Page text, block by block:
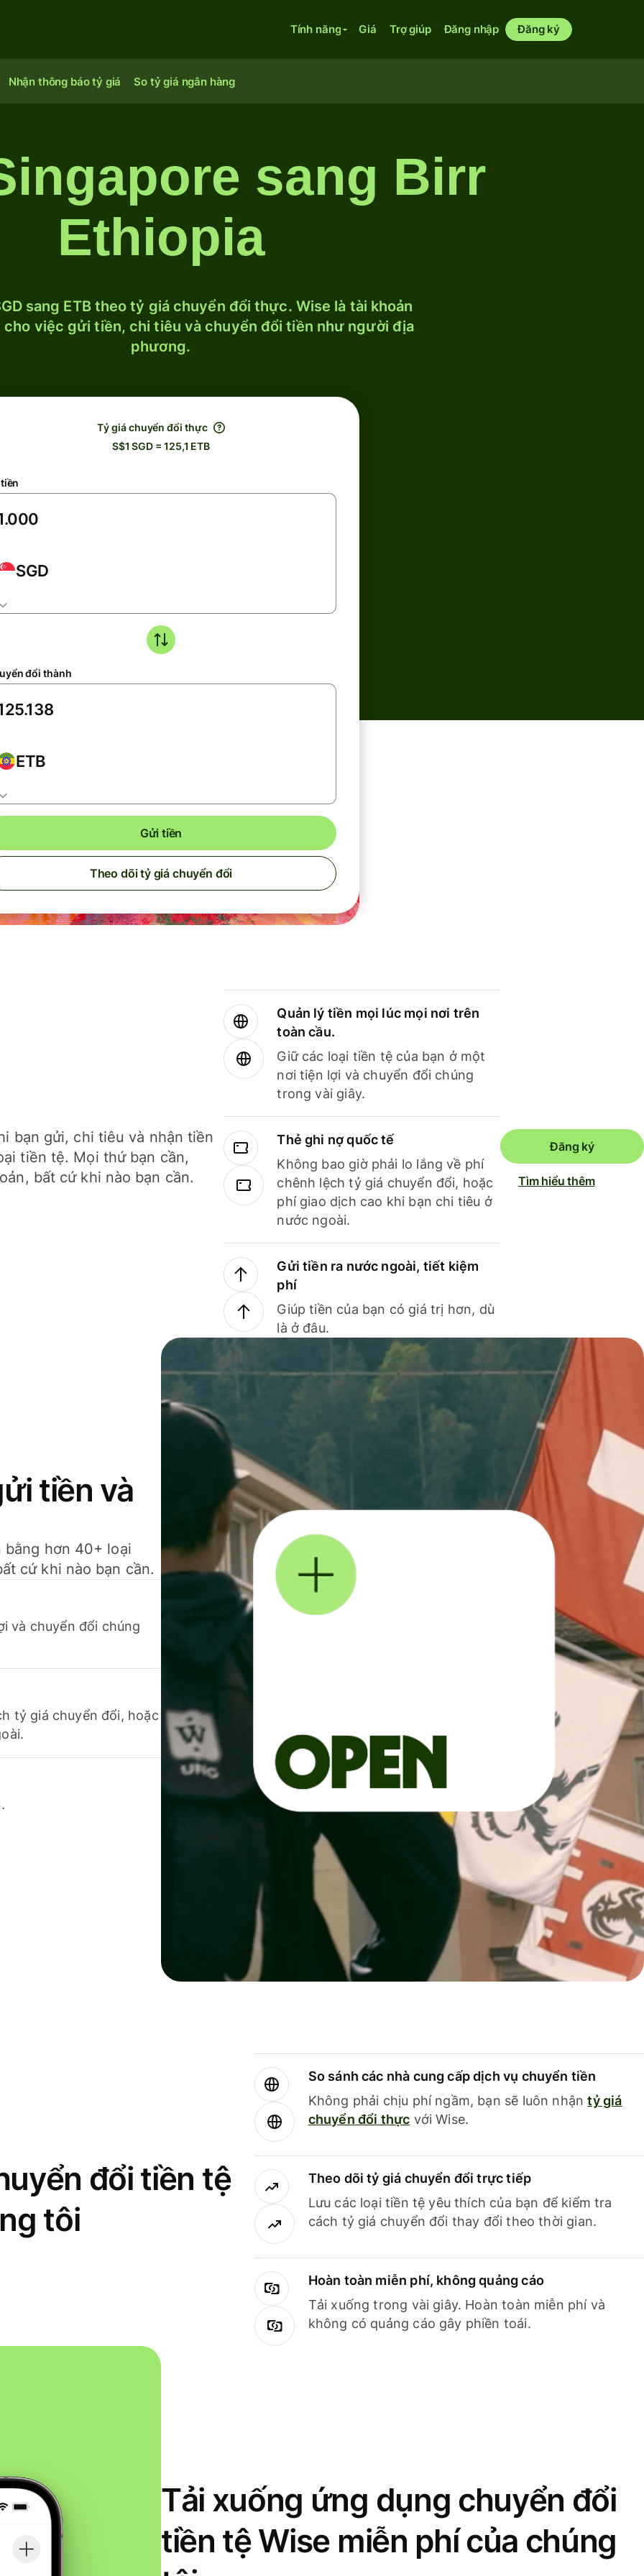
Tính năng Giá Trợ giúp Đăng nhập Đăng ký
Nhận thông báo tỷ giá So tỷ giá ngân hàng
sang Birr
Ethiopia
sang ETB theo tỷ giá chuyển đổi thực. Wise là tài khoản
việc gửi tiền, chi tiêu và chuyển đổi tiền như người địa
phương.
Tỷ giá chuyển đổi thực
S$1 SGD = 125,1 ETB
SGD
đổi thành
ETB
Gửi tiền
Theo dõi tỷ giá chuyển đổi
bạn gửi, chi tiêu và nhận tiền
tiền tệ. Mọi thứ bạn cần,
bất cứ khi nào bạn cần.
Quản lý tiền mọi lúc mọi nơi trên
toàn cầu.
Giữ các loại tiền tệ của bạn ở một
nơi tiện lợi và chuyển đổi chúng
trong vài giây.
Thẻ ghi nợ quốc tế
Không bao giờ phải lo lắng về phí
chênh lệch tỷ giá chuyển đổi, hoặc
phí giao dịch cao khi bạn chi tiêu ở
nước ngoài.
Gửi tiền ra nước ngoài, tiết kiệm
phí
Giúp tiền của bạn có giá trị hơn, dù
là ở đâu.
Đăng ký
Tìm hiểu thêm
tiền và
hơn 40+ loại
cứ khi nào bạn cần.
và chuyển đổi chúng
tỷ giá chuyển đổi, hoặc
đổi tiền tệ
tôi
So sánh các nhà cung cấp dịch vụ chuyển tiền
Không phải chịu phí ngầm, bạn sẽ luôn nhậntỷ giá
chuyển đổi thực với Wise.
Theo dõi tỷ giá chuyển đổi trực tiếp
Lưu các loại tiền tệ yêu thích của bạn để kiểm tra
cách tỷ giá chuyển đổi thay đổi theo thời gian.
Hoàn toàn miễn phí, không quảng cáo
Tải xuống trong vài giây. Hoàn toàn miễn phí và
không có quảng cáo gây phiền toái.
Tải xuống ứng dụng chuyển đổi
tiền tệ Wise miễn phí của chúng